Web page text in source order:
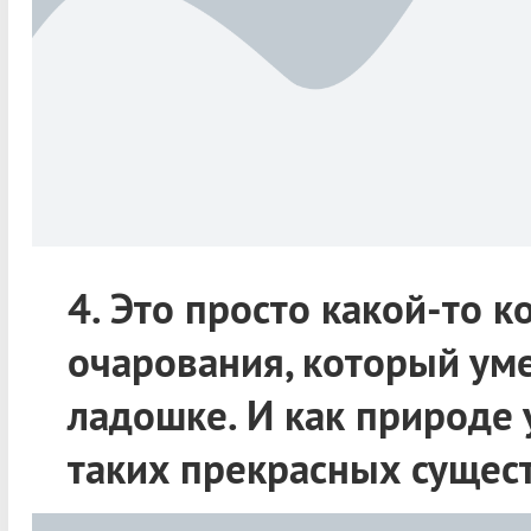
4. Это просто какой-то
очарования, который
ладошке. И как природе
таких прекрасных